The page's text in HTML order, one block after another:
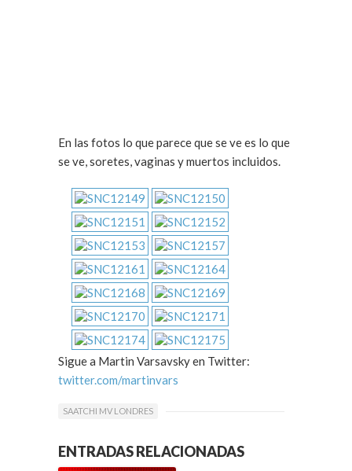
En las fotos lo que parece que se ve es lo que
se ve, soretes, vaginas y muertos incluidos.
Sigue a Martin Varsavsky en Twitter:
twitter.com/martinvars
SAATCHI MV LONDRES
ENTRADAS RELACIONADAS